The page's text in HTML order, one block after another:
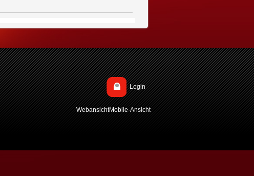
Login
WebansichtMobile-Ansicht